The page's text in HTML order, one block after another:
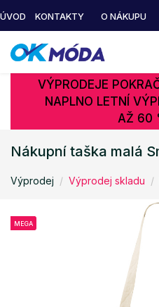
ÚVOD KONTAKTY O NÁKUPU
VÝPRODEJE
NAPLNO LETNÍ
AŽ 60
Nákupní taška malá
Výprodej Výprodej skladu
MEGA